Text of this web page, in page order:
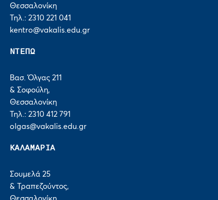
Θεσσαλονίκη
Τηλ.: 2310 221 041
kentro@vakalis.edu.gr
ΝΤΕΠΩ
Βασ. Όλγας 211
& Σοφούλη,
Θεσσαλονίκη
Τηλ.: 2310 412 791
olgas@vakalis.edu.gr
ΚΑΛΑΜΑΡΙΑ
Σουμελά 25
& Τραπεζούντος,